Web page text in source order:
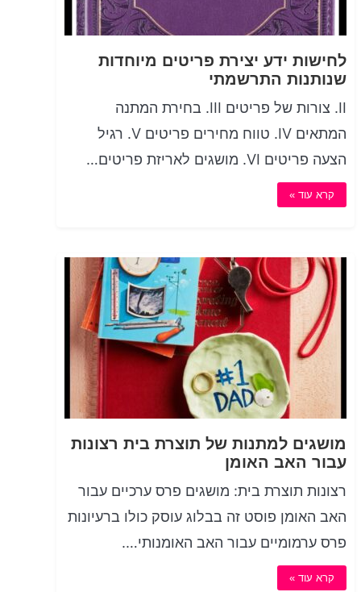
לחישות ידע יצירת פריטים מיוחדות
שנותנות התרשמתי
II. צורות של פריטים III. בחירת המתנה
המתאים IV. טווח מחירים פריטים V. רגיל
הצעה פריטים VI. מושגים לאריזת פריטים…
קרא עוד »
מושגים למתנות של תוצרת בית רצונות
עבור האב האומן
רצונות תוצרת בית: מושגים פרס ערכיים עבור
האב האומן פוסט זה בבלוג עוסק כולו ברעיונות
פרס ערמומיים עבור האב האומנותי….
קרא עוד »